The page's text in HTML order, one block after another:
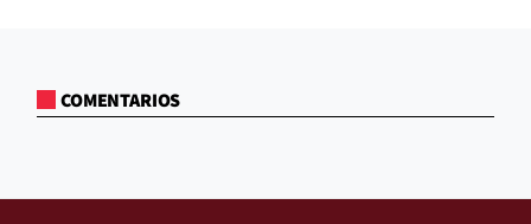
COMENTARIOS